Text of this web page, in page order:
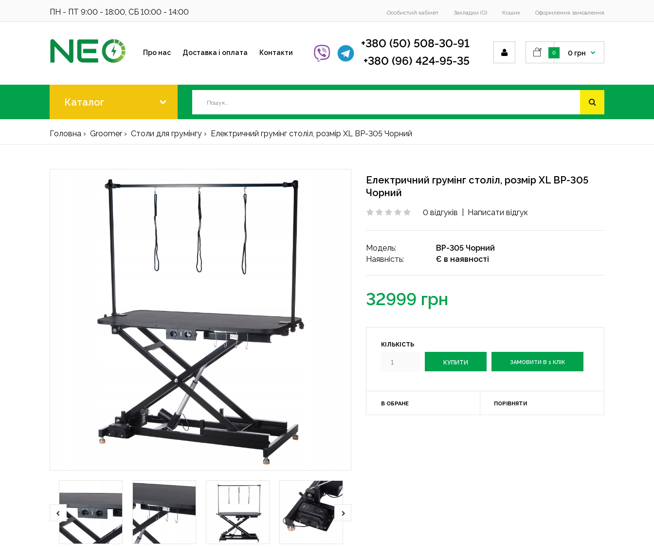
ПН - ПТ 9:00 - 18:00, СБ 10:00 - 14:00 Особистий кабінет Закладки (0) Кошик Оформлення замовлення
Про нас Доставка і оплата Контакти
+380 (50) 508-30-91
+380 (96) 424-95-35
0 0 грн
Каталог
Головна Groomer Столи для грумінгу Електричний грумінг століл, розмір XL BP-305 Чорний
Електричний грумінг століл, розмір XL BP-305
Чорний
0 відгуків Написати відгук
Модель:
BP-305 Чорний
Наявність:
Є в наявності
32999 грн
КІЛЬКІСТЬ
ЗАМОВИТИ В 1 КЛІК
В ОБРАНЕ ПОРІВНЯТИ